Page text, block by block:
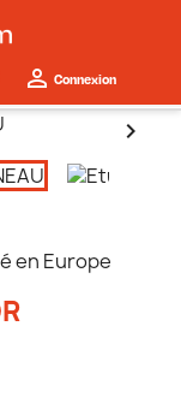
 Connexion
